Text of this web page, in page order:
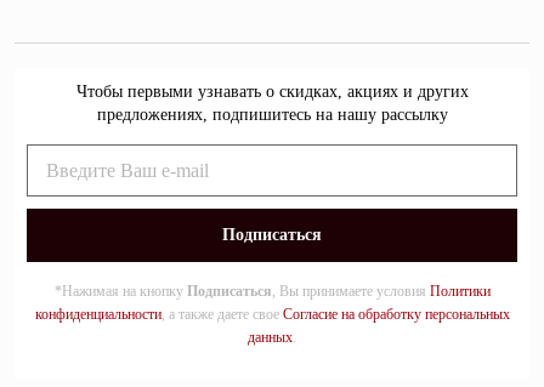
Чтобы первыми узнавать о скидках, акциях и других
предложениях, подпишитесь на нашу рассылку
*Нажимая на кнопку Подписаться , Вы принимаете условия Политики
конфиденциальности, а также даете свое Согласие на обработку персональных
данных